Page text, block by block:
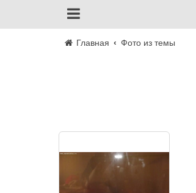
Главная Фото из темы